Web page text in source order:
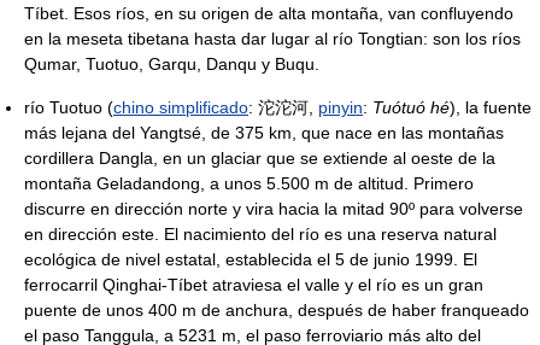
Tíbet. Esos ríos, en su origen de alta montaña, van confluyendo
en la meseta tibetana hasta dar lugar al río Tongtian: son los ríos
Qumar, Tuotuo, Garqu, Danqu y Buqu.
río Tuotuo (chino simplificado: 沱沱河, pinyin: Tuótuó hé), la fuente
más lejana del Yangtsé, de 375 km, que nace en las montañas
cordillera Dangla, en un glaciar que se extiende al oeste de la
montaña Geladandong, a unos 5.500 m de altitud. Primero
discurre en dirección norte y vira hacia la mitad 90º para volverse
en dirección este. El nacimiento del río es una reserva natural
ecológica de nivel estatal, establecida el 5 de junio 1999. El
ferrocarril Qinghai-Tíbet atraviesa el valle y el río es un gran
puente de unos 400 m de anchura, después de haber franqueado
el paso Tanggula, a 5231 m, el paso ferroviario más alto del